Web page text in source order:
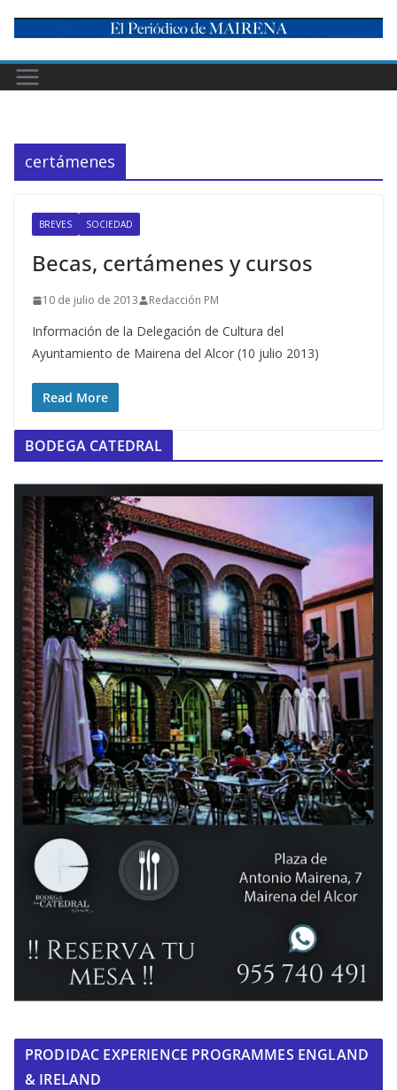
content
certámenes
BREVES SOCIEDAD
Becas, certámenes y cursos
10 de julio de 2013 Redacción PM
Información de la Delegación de Cultura del
Ayuntamiento de Mairena del Alcor (10 julio 2013)
Read More
BODEGA CATEDRAL
PRODIDAC EXPERIENCE PROGRAMMES ENGLAND
& IRELAND